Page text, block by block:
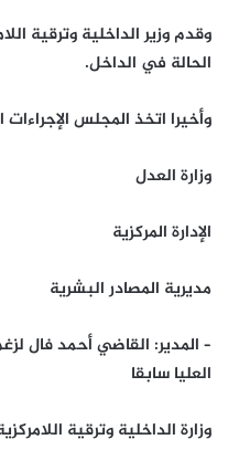
وقدم وزير الداخلية وترقية
الحالة في الداخل.
وأخيرا اتخذ المجلس
وزارة العدل
الإدارة المركزية
مديرية المصادر البشرية
– المدير: القاضي أحمد فال
العليا سابقا
وزارة الداخلية وترقية